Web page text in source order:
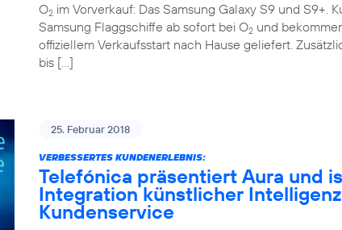
O2 im Vorverkauf: Das Samsung Galaxy S9 und S9+.
Samsung Flaggschiffe ab sofort bei O2 und
offiziellem Verkaufsstart nach Hause geliefert.
bis […]
25. Februar 2018
VERBESSERTES KUNDENERLEBNIS:
Telefónica präsentiert Aura und
Integration künstlicher
Kundenservice